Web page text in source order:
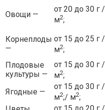
Овощи —
от 20 до 30 г /
м2;
Корнеплоды
—
от 15 до 25 г /
м2;
Плодовые
культуры —
от 15 до 30 г /
м2;
Ягодные —
от 15 до 30 г /
м2;/ м2;